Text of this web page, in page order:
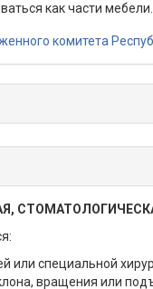
как части мебели.
комитета
или специальной
вращения или